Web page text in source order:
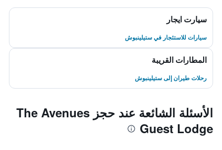
سيارت ايجار
سيارات للاستئجار في ستيلينبوش
المطارات القريبة
رحلات طيران إلى ستيلينبوش
الأسئلة الشائعة عند حجز The Avenues
Guest Lodge